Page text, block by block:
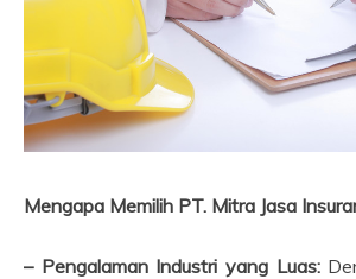
Mengapa Memilih PT. Mitra Jasa
– Pengalaman Industri yang Luas: